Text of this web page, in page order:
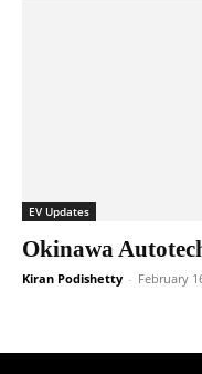
EV Updates
Okinawa
Kiran Podishetty - February